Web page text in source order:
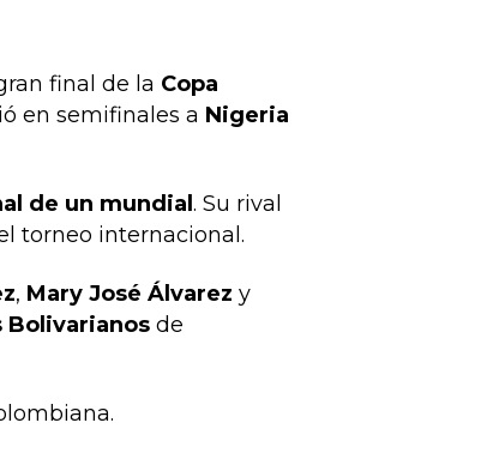
final de la Copa
en semifinales a Nigeria
de un mundial . Su rival
torneo internacional.
, Mary José Álvarez y
Bolivarianos de